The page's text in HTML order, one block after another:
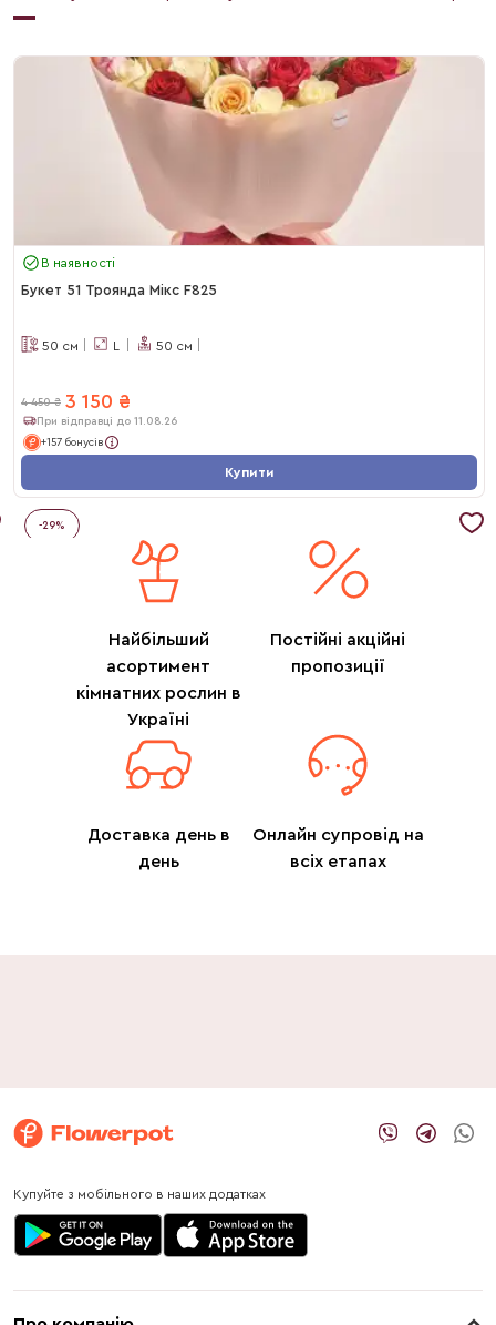
В наявності
Букет 51 Троянда Мікс F825
50 см L 50 см
4 450 ₴ 3 150 ₴
При відправці до 11.08.26
+157 бонусів
Купити
-29%
Найбільший
асортимент
кімнатних рослин в
Україні
Постійні акційні
пропозиції
Доставка день в
день
Онлайн супровід на
всіх етапах
Купуйте з мобільного в наших додатках